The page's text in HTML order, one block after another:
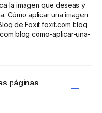
la imagen que deseas y
Cómo aplicar una imagen
de Foxit foxit.com blog
blog cómo-aplicar-una-
páginas